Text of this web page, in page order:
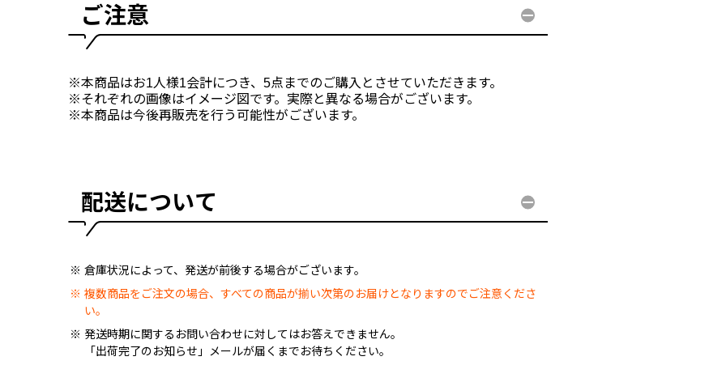
ご注意
※本商品はお1人様1会計につき、5点までのご購入とさせていただきます。
※それぞれの画像はイメージ図です。実際と異なる場合がございます。
※本商品は今後再販売を行う可能性がございます。
配送について
倉庫状況によって、発送が前後する場合がございます。
複数商品をご注文の場合、すべての商品が揃い次第のお届けとなりますのでご注意くださ
い。
発送時期に関するお問い合わせに対してはお答えできません。
「出荷完了のお知らせ」メールが届くまでお待ちください。